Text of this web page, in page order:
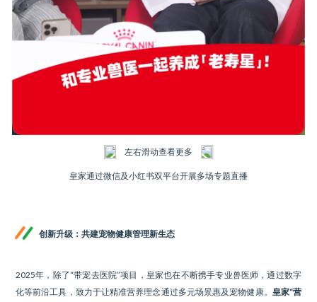
左右滑动查看更多
皇家通过微信及小红书双平台开展多场专题直播
创新升级：共建宠物健康管理新生态
2025年，除了“带宠去医院”项目，皇家也在不断携手专业兽医师，通过数字
化等前沿工具，致力于让精准营养理念通过多元场景惠及宠物健康。 皇家“营